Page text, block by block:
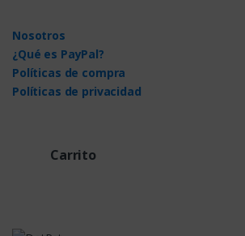
Nosotros
¿Qué es PayPal?
Políticas de compra
Políticas de privacidad
Carrito